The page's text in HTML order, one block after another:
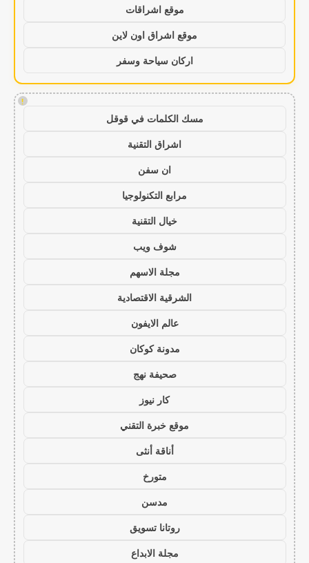
موقع اشراقات
موقع اشراق اون لاين
اركان سياحة وسفر
!
مسك الكلمات في قوقل
اشراق التقنية
ان سفن
مرابع التكنولوجيا
خيال التقنية
شوف ويب
مجلة الاسهم
الشرقية الاقتصادية
عالم الايفون
مدونة كوكان
صحيفة نهج
كار نيوز
موقع خبرة التقني
أناقة أنثى
متورخ
مدسن
روتانا تسويق
مجلة الابداع